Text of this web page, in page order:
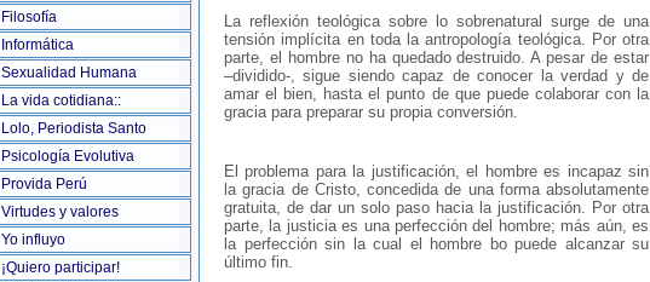
Filosofía
Informática
Sexualidad Humana
La vida cotidiana::
Lolo, Periodista Santo
Psicología Evolutiva
Provida Perú
Virtudes y valores
Yo influyo
¡Quiero participar!
La reflexión teológica sobre lo sobrenatural surge de una
tensión implícita en toda la antropología teológica. Por otra
parte, el hombre no ha quedado destruido. A pesar de estar
–dividido-, sigue siendo capaz de conocer la verdad y de
amar el bien, hasta el punto de que puede colaborar con la
gracia para preparar su propia conversión.
El problema para la justificación, el hombre es incapaz sin
la gracia de Cristo, concedida de una forma absolutamente
gratuita, de dar un solo paso hacia la justificación. Por otra
parte, la justicia es una perfección del hombre; más aún, es
la perfección sin la cual el hombre bo puede alcanzar su
último fin.